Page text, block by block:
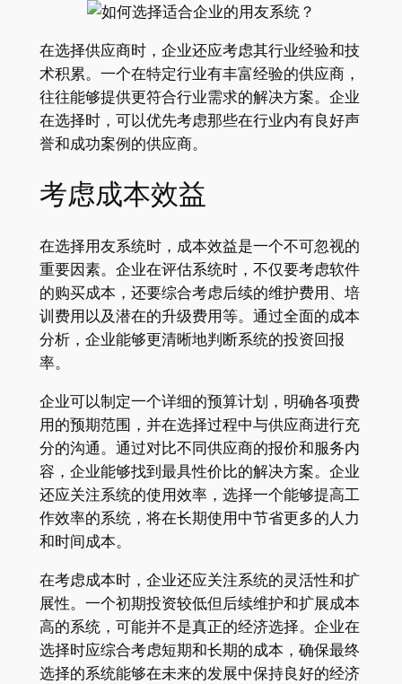
在选择供应商时，企业还应考虑其行业经验和技
术积累。一个在特定行业有丰富经验的供应商，
往往能够提供更符合行业需求的解决方案。企业
在选择时，可以优先考虑那些在行业内有良好声
誉和成功案例的供应商。
考虑成本效益
在选择用友系统时，成本效益是一个不可忽视的
重要因素。企业在评估系统时，不仅要考虑软件
的购买成本，还要综合考虑后续的维护费用、培
训费用以及潜在的升级费用等。通过全面的成本
分析，企业能够更清晰地判断系统的投资回报
率。
企业可以制定一个详细的预算计划，明确各项费
用的预期范围，并在选择过程中与供应商进行充
分的沟通。通过对比不同供应商的报价和服务内
容，企业能够找到最具性价比的解决方案。企业
还应关注系统的使用效率，选择一个能够提高工
作效率的系统，将在长期使用中节省更多的人力
和时间成本。
在考虑成本时，企业还应关注系统的灵活性和扩
展性。一个初期投资较低但后续维护和扩展成本
高的系统，可能并不是真正的经济选择。企业在
选择时应综合考虑短期和长期的成本，确保最终
选择的系统能够在未来的发展中保持良好的经济